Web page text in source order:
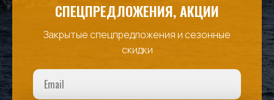
СПЕЦПРЕДЛОЖЕНИЯ, АКЦИИ
Закрытые спецпредложения и сезонные
скидки